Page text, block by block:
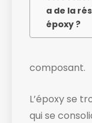
a de la
époxy ?
composant.
L’époxy se
qui se